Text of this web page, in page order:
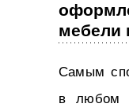
мебели
Самым
в любом